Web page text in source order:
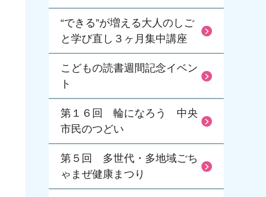
“できる”が増える大人のしご
と学び直し３ヶ月集中講座
こどもの読書週間記念イベン
ト
第１６回 輪になろう 中央
市民のつどい
第５回 多世代・多地域ごち
ゃまぜ健康まつり